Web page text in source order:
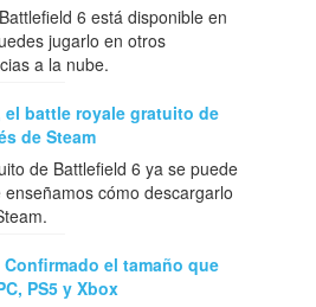
6 está disponible en
jugarlo en otros
a la nube.
el battle royale gratuito de
de Steam
de Battlefield 6 ya se puede
cómo descargarlo
el tamaño que
PS5 y Xbox